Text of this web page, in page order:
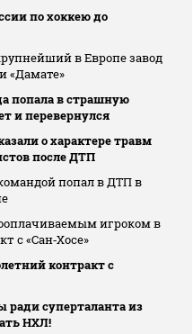
по хоккею до
в Европе завод
«Дамате»
попала в страшную
и перевернулся
о характере травм
после ДТП
попал в ДТП в
игроком в
с «Сан‑Хосе»
контракт с
суперталанта из
НХЛ!